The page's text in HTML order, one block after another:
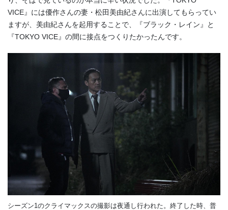
VICE』には優作さんの妻・松田美由紀さんに出演してもらってい
ますが、美由紀さんを起用することで、『ブラック・レイン』と
『TOKYO VICE』の間に接点をつくりたかったんです。
シーズン1のクライマックスの撮影は夜通し行われた。終了した時、普